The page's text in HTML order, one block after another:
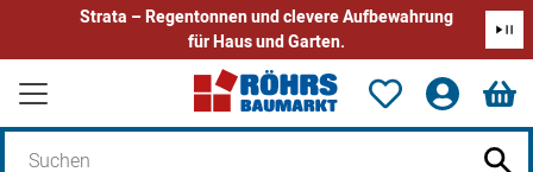
Strata – Regentonnen und clevere Aufbewahrung
für Haus und Garten.
Zum Hauptinhalt springen